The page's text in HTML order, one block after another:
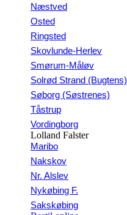
Næstved
Osted
Ringsted
Skovlunde-Herlev
Smørum-Måløv
Solrød Strand (Bugtens)
Søborg (Søstrenes)
Tåstrup
Vordingborg
Lolland Falster
Maribo
Nakskov
Nr. Alslev
Nykøbing F.
Sakskøbing